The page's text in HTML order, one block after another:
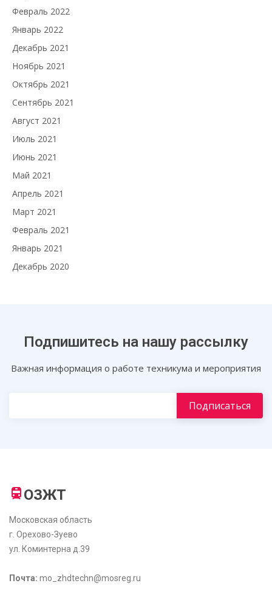
Февраль 2022
Январь 2022
Декабрь 2021
Ноябрь 2021
Октябрь 2021
Сентябрь 2021
Август 2021
Июль 2021
Июнь 2021
Май 2021
Апрель 2021
Март 2021
Февраль 2021
Январь 2021
Декабрь 2020
Подпишитесь на нашу рассылку
Важная информация о работе техникума и мероприятия
ОЗЖТ
Московская область
г. Орехово-Зуево
ул. Коминтерна д.39
Почта: mo_zhdtechn@mosreg.ru